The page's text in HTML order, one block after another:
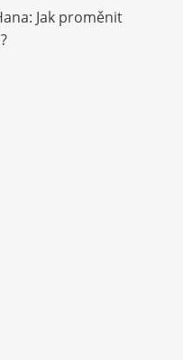
Jak proměnit